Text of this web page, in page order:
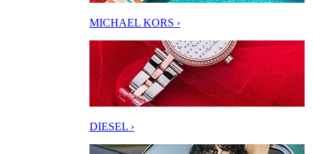
MICHAEL KORS ›
DIESEL ›